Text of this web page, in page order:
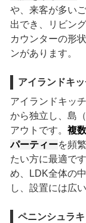
や、来客が多い
出でき、リビン
カウンターの形
ンがあります。
アイランドキ
アイランドキッ
から独立し、島
アウトです。 複
パーティーを頻
たい方に最適で
め、LDK全体の
し、設置には広
ペニンシュラ